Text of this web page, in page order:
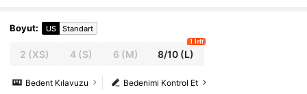
Boyut: US Standart
2 (XS) 4(S) 6 (M) 8/10 (L)
1 left
Bedenimi Kontrol Et
Bedent Kılavuzu